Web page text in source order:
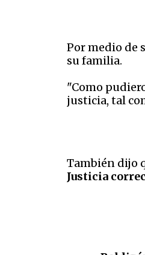
Por medio de
su familia.
"Como
justicia, tal
También dijo
Justicia